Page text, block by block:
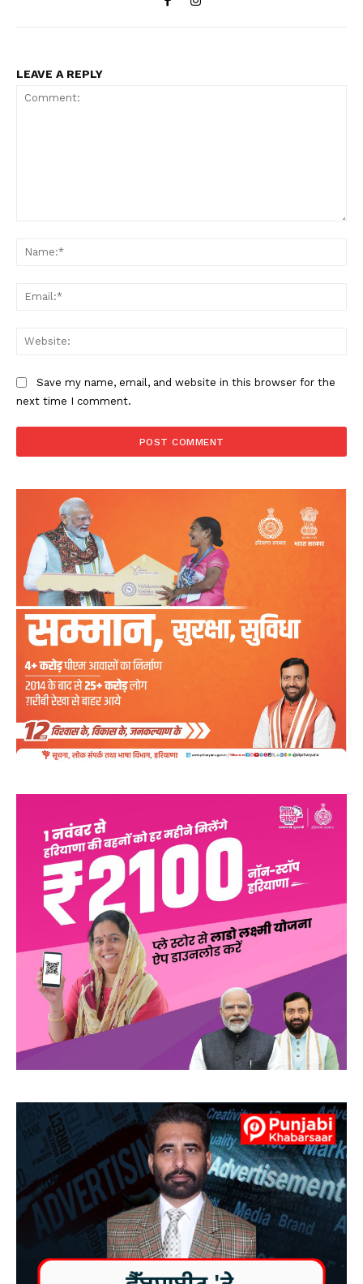
LEAVE A REPLY
Save my name, email, and website in this browser for the
next time I comment.